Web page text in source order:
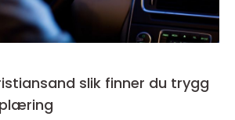
finner du trygg